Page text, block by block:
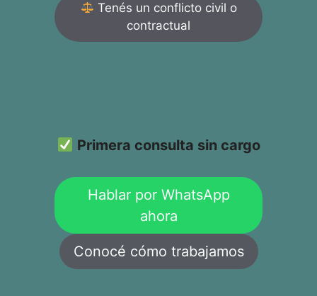
Tenés un conflicto civil o
contractual
Primera consulta sin cargo
Hablar por WhatsApp
ahora
Conocé cómo trabajamos